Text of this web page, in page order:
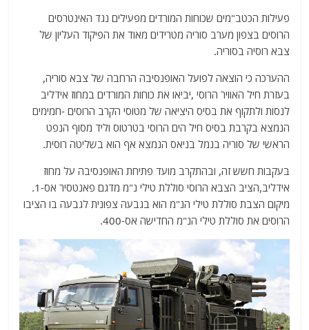
at
s
A
p
p
e
g
ra
m
ai
itt
c
b
o
o
k
פעילות הכטב"מים שכוחות המורדים מפעילים נגד האינטרסים
הרוסים בצפון מערב סוריה מטרידים מאוד את הפיקוד העליון של
צבא רוסיה בסוריה.
ההערכה כי הוצאה לפועל האופנסיבה הרחבה של צבא סוריה,
בעזרת חיל האוויר הרוסי ,יביאו את כוחות המורדים במחוז אידליב
לנסות ולתקוף את בסיס היציאה של מטוסי הקרב הרוסים -חמימים
הנמצא בקרבת בסיס חיל הים הרוסי בטרטוס וליד מסוף הנפט
הראשי של סוריה בנמל בניאס הנמצא אף הוא בשליטה רוסית.
בעקבות חשש זה, ובהתקרב מועד פתיחת האופנסיבה על מחוז
אידליב,הציב הצבא הרוסי סוללת טילי נ"מ מדגם פאנטסיר אס-1.
מיקום הצבת סוללת טילי הנ"מ הוא בגבעה צפונית לגבעה בו הציבו
הרוסים את סוללת טילי הנ"מ החדישה אס-400.